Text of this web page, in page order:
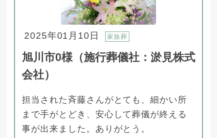
2025年01月10日 家族葬
旭川市0様（施行葬儀社：淤見株式
会社）
担当された斉藤さんがとても、細かい所
まで手がとどき、安心して葬儀が終える
事が出来ました。ありがとう。